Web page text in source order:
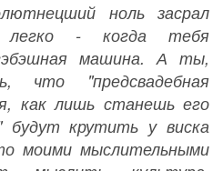
ноль засрал
- когда тебя
машина. А ты,
что "предсвадебная
как лишь станешь его
будут крутить у виска
моими мыслительными